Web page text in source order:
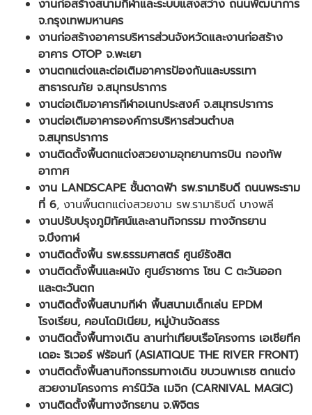
งานก่อสร้างสนามกีฬาและระบบแสงสว่าง ถนนพัฒนาการ
จ.กรุงเทพมหานคร
งานก่อสร้างอาคารบริหารส่วนจังหวัดและงานก่อสร้าง
อาคาร OTOP จ.พะเยา
งานตกแต่งและต่อเติมอาคารป้องกันและบรรเทา
สาธารณภัย จ.สมุทรปราการ
งานต่อเติมอาคารกีฬาอเนกประสงค์ จ.สมุทรปราการ
งานต่อเติมอาคารองค์การบริหารส่วนตำบล
จ.สมุทรปราการ
งานติดตั้งพื้นตกแต่งสวยงามอุทยานการบิน กองทัพ
อากาศ
งาน LANDSCAPE ชั้นดาดฟ้า รพ.รามาธิบดี ถนนพระราม
ที่ 6, งานพื้นตกแต่งสวยงาม รพ.รามาธิบดี บางพลี
งานปรับปรุงภูมิทัศน์และลานกิจกรรม ทางจักรยาน
จ.บึงกาฬ
งานติดตั้งพื้น รพ.ธรรมศาสตร์ ศูนย์รังสิต
งานติดตั้งพื้นและผนัง ศูนย์ราชการ โซน C ตะวันออก
และตะวันตก
งานติดตั้งพื้นสนามกีฬา พื้นสนามเด็กเล่น EPDM
โรงเรียน, คอนโดมิเนียม, หมู่บ้านจัดสรร
งานติดตั้งพื้นทางเดิน ลานท่าเทียบเรือโครงการ เอเชียทีค
เดอะ ริเวอร์ ฟร้อนท์ (ASIATIQUE THE RIVER FRONT)
งานติดตั้งพื้นลานกิจกรรมทางเดิน ขบวนพาเรซ ตกแต่ง
สวยงามโครงการ คาร์นิวัล เมจิก (CARNIVAL MAGIC)
งานติดตั้งพื้นทางจักรยาน จ.พิจิตร